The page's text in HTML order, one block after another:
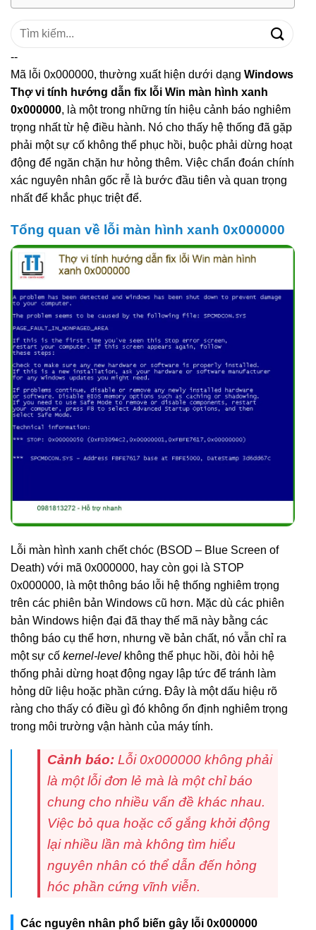
Tìm
--
Mã lỗi 0x000000, thường xuất hiện dưới dạng Windows
Thợ vi tính hướng dẫn fix lỗi Win màn hình xanh
0x000000, là một trong những tín hiệu cảnh báo nghiêm
trọng nhất từ hệ điều hành. Nó cho thấy hệ thống đã gặp
phải một sự cố không thể phục hồi, buộc phải dừng hoạt
động để ngăn chặn hư hỏng thêm. Việc chẩn đoán chính
xác nguyên nhân gốc rễ là bước đầu tiên và quan trọng
nhất để khắc phục triệt để.
Tổng quan về lỗi màn hình xanh 0x000000
Lỗi màn hình xanh chết chóc (BSOD – Blue Screen of
Death) với mã 0x000000, hay còn gọi là STOP
0x000000, là một thông báo lỗi hệ thống nghiêm trọng
trên các phiên bản Windows cũ hơn. Mặc dù các phiên
bản Windows hiện đại đã thay thế mã này bằng các
thông báo cụ thể hơn, nhưng về bản chất, nó vẫn chỉ ra
một sự cố kernel-level không thể phục hồi, đòi hỏi hệ
thống phải dừng hoạt động ngay lập tức để tránh làm
hỏng dữ liệu hoặc phần cứng. Đây là một dấu hiệu rõ
ràng cho thấy có điều gì đó không ổn định nghiêm trọng
trong môi trường vận hành của máy tính.
Cảnh báo: Lỗi 0x000000 không phải
là một lỗi đơn lẻ mà là một chỉ báo
chung cho nhiều vấn đề khác nhau.
Việc bỏ qua hoặc cố gắng khởi động
lại nhiều lần mà không tìm hiểu
nguyên nhân có thể dẫn đến hỏng
hóc phần cứng vĩnh viễn.
Các nguyên nhân phổ biến gây lỗi 0x000000